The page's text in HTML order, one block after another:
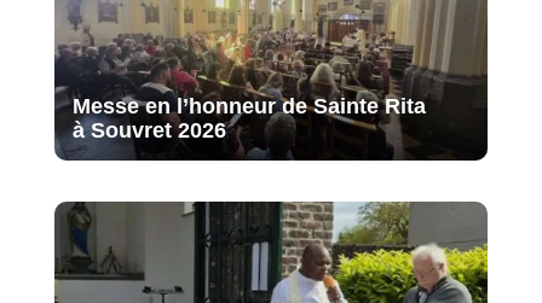
Messe en l’honneur de Sainte Rita
à Souvret 2026